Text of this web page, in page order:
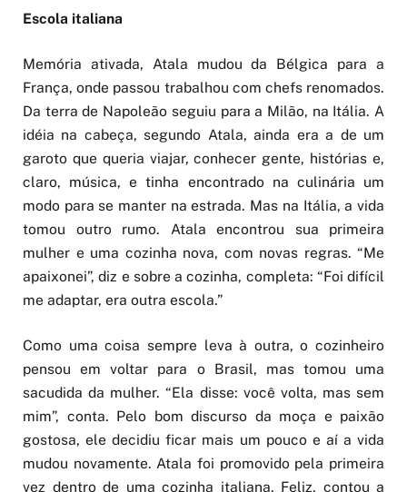
Escola italiana
Memória ativada, Atala mudou da Bélgica para a
França, onde passou trabalhou com chefs renomados.
Da terra de Napoleão seguiu para a Milão, na Itália. A
idéia na cabeça, segundo Atala, ainda era a de um
garoto que queria viajar, conhecer gente, histórias e,
claro, música, e tinha encontrado na culinária um
modo para se manter na estrada. Mas na Itália, a vida
tomou outro rumo. Atala encontrou sua primeira
mulher e uma cozinha nova, com novas regras. “Me
apaixonei”, diz e sobre a cozinha, completa: “Foi difícil
me adaptar, era outra escola.”
Como uma coisa sempre leva à outra, o cozinheiro
pensou em voltar para o Brasil, mas tomou uma
sacudida da mulher. “Ela disse: você volta, mas sem
mim”, conta. Pelo bom discurso da moça e paixão
gostosa, ele decidiu ficar mais um pouco e aí a vida
mudou novamente. Atala foi promovido pela primeira
vez dentro de uma cozinha italiana. Feliz, contou a